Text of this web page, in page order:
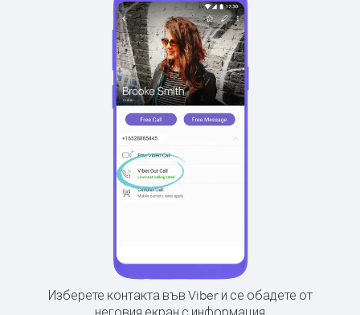
Изберете контакта във Viber и се обадете от
неговия екран с информация